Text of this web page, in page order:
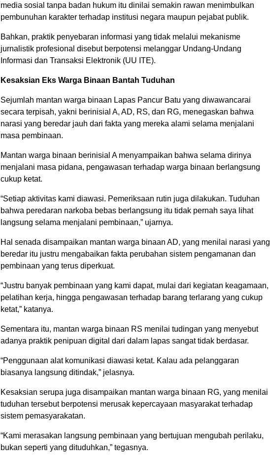
media sosial tanpa badan hukum itu dinilai semakin rawan menimbulkan
pembunuhan karakter terhadap institusi negara maupun pejabat publik.
Bahkan, praktik penyebaran informasi yang tidak melalui mekanisme
jurnalistik profesional disebut berpotensi melanggar Undang-Undang
Informasi dan Transaksi Elektronik (UU ITE).
Kesaksian Eks Warga Binaan Bantah Tuduhan
Sejumlah mantan warga binaan Lapas Pancur Batu yang diwawancarai
secara terpisah, yakni berinisial A, AD, RS, dan RG, menegaskan bahwa
narasi yang beredar jauh dari fakta yang mereka alami selama menjalani
masa pembinaan.
Mantan warga binaan berinisial A menyampaikan bahwa selama dirinya
menjalani masa pidana, pengawasan terhadap warga binaan berlangsung
cukup ketat.
“Setiap aktivitas kami diawasi. Pemeriksaan rutin juga dilakukan. Tuduhan
bahwa peredaran narkoba bebas berlangsung itu tidak pernah saya lihat
langsung selama menjalani pembinaan,” ujarnya.
Hal senada disampaikan mantan warga binaan AD, yang menilai narasi yang
beredar itu justru mengabaikan fakta perubahan sistem pengamanan dan
pembinaan yang terus diperkuat.
“Justru banyak pembinaan yang kami dapat, mulai dari kegiatan keagamaan,
pelatihan kerja, hingga pengawasan terhadap barang terlarang yang cukup
ketat,” katanya.
Sementara itu, mantan warga binaan RS menilai tudingan yang menyebut
adanya praktik penipuan digital dari dalam lapas sangat tidak berdasar.
“Penggunaan alat komunikasi diawasi ketat. Kalau ada pelanggaran
biasanya langsung ditindak,” jelasnya.
Kesaksian serupa juga disampaikan mantan warga binaan RG, yang menilai
tuduhan tersebut berpotensi merusak kepercayaan masyarakat terhadap
sistem pemasyarakatan.
“Kami merasakan langsung pembinaan yang bertujuan mengubah perilaku,
bukan seperti yang dituduhkan,” tegasnya.